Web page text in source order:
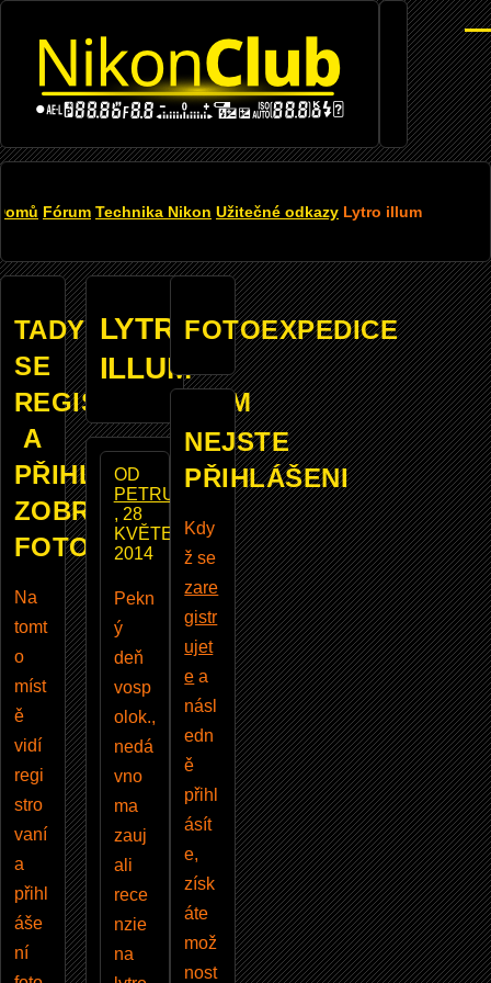
DROBEČKOVÁ
Fórum Technika Nikon Užitečné odkazy Lytro illum
TADY
SE
REGISTROVANÝM
A
PŘIHLÁŠENÝM
ZOBRAZUJE
FOTOBAZAR
Na
tomt
o
míst
ě
vidí
regi
stro
vaní
a
přihl
áše
ní
LYTRO
ILLUM
OD
PETRUS
, 28
KVĚTEN
2014
Pekn
ý
deň
vosp
olok.,
nedá
vno
ma
zauj
ali
rece
nzie
na
FOTOEXPEDICE
NEJSTE
PŘIHLÁŠENI
Kdy
ž se
zare
gistr
ujet
e a
násl
edn
ě
přihl
ásít
e,
získ
áte
mož
nost